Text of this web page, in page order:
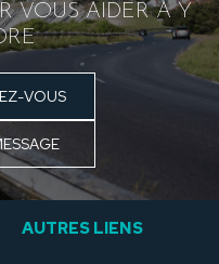
VOUS AIDER À Y
VOUS
AUTRES LIENS